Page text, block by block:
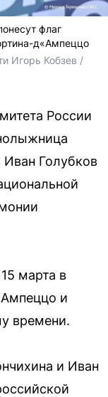
флаг
д«Ампеццо
Игорь Кобзев /
России
Голубков
марта в
и
времени.
и Иван